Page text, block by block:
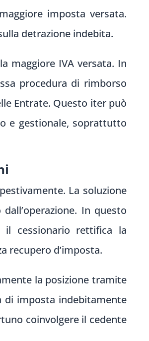
imposta versata.
detrazione indebita.
maggiore IVA versata. In
procedura di rimborso
Entrate. Questo iter può
e gestionale, soprattutto
La soluzione
In questo
il cessionario rettifica la
recupero d’imposta.
la posizione tramite
di imposta indebitamente
coinvolgere il cedente